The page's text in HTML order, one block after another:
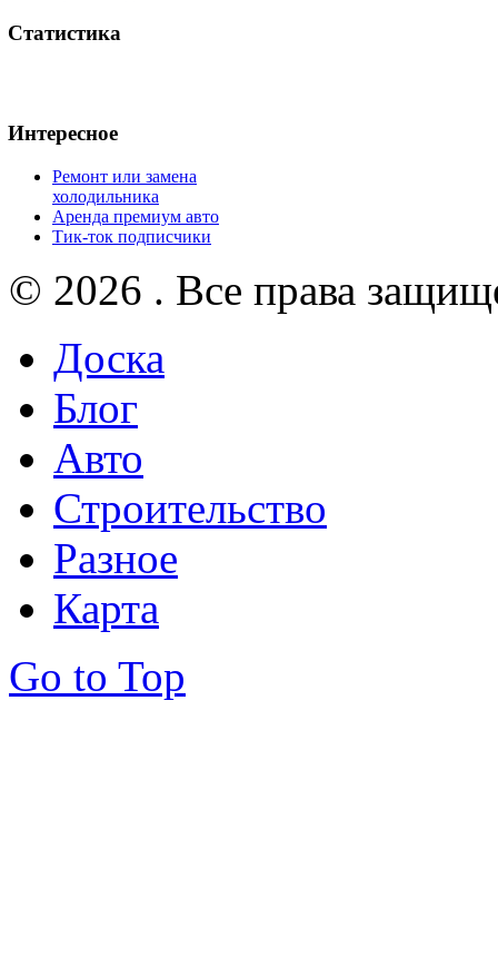
Статистика
Интересное
Ремонт или замена
холодильника
Аренда премиум авто
Тик-ток подписчики
© 2026 . Все права
Доска
Блог
Авто
Строительство
Разное
Карта
Go to Top